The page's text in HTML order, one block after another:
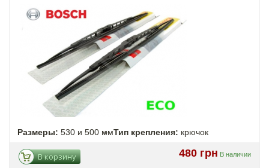
Размеры: 530 и 500 ммТип крепления: крючок
480 грн В наличии
В корзину